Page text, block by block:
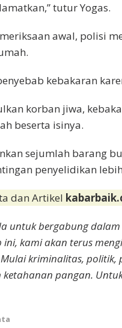
tutur Yogas.
awal, polisi
kebakaran
korban jiwa,
beserta isinya.
sejumlah barang
penyelidikan
dan Artikel
untuk bergabung
ini, kami akan terus
kriminalitas,
pangan.